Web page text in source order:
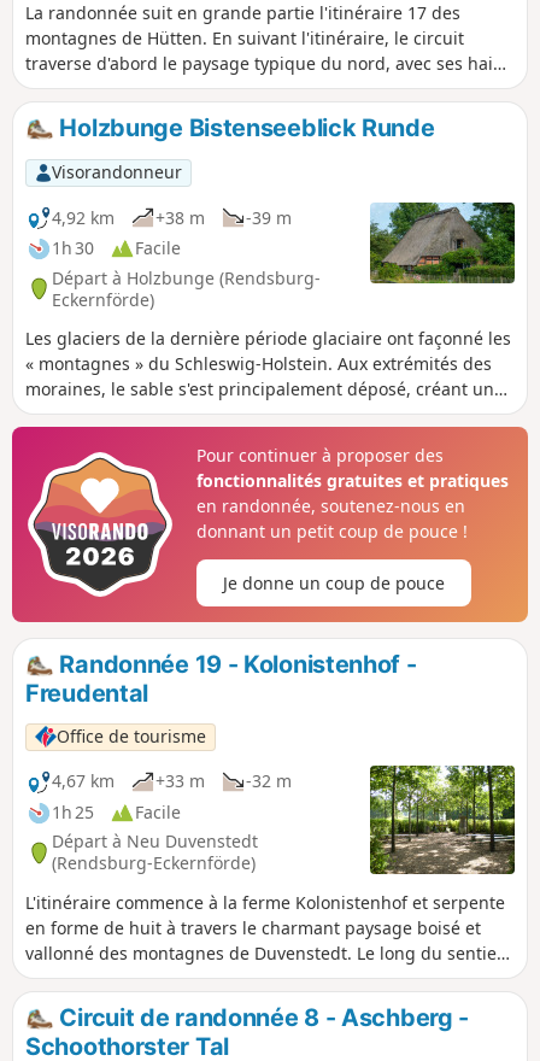
La randonnée suit en grande partie l'itinéraire 17 des
montagnes de Hütten. En suivant l'itinéraire, le circuit
traverse d'abord le paysage typique du nord, avec ses haies
et ses pâturages. La deuxième moitié du parcours se
dérouleHolzbunge Bistenseeblick Runde
Visorandonneur
4,92 km
+38 m
-39 m
1h 30
Facile
Départ à Holzbunge (Rendsburg-
Eckernförde)
Les glaciers de la dernière période glaciaire ont façonné les
« montagnes » du Schleswig-Holstein. Aux extrémités des
moraines, le sable s'est principalement déposé, créant un
paysage de transition entre les collines et les marais,
est facilement reconnaissable aux plantes qui s'y sont
adaptées, adaptées aux sols secs et pauvres.
Pour continuer à proposer des
fonctionnalités gratuites et pratiques
en randonnée, soutenez-nous en
donnant un petit coup de pouce !
Je donne un coup de pouce
Randonnée 19 - Kolonistenhof -
Freudental
Office de tourisme
4,67 km
+33 m
-32 m
1h 25
Facile
Départ à Neu Duvenstedt
(Rendsburg-Eckernförde)
L'itinéraire commence à la ferme Kolonistenhof et serpente
en forme de huit à travers le charmant paysage boisé et
vallonné des montagnes de Duvenstedt. Le long du sentier
de découverte de la nature, il traverse des champs et des
petits bois avant de revenir au point de départ, à la ferme
Kolonistenhof, en décrivant un grand arc. Il est possible de
prolonger l'itinéraire à plusieurs endroits.
Circuit de randonnée 8 - Aschberg -
Schoothorster Tal